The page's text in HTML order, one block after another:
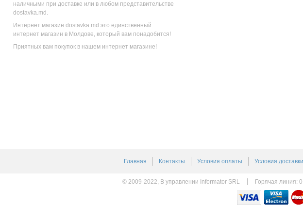
наличными при доставке или в любом представительстве
dostavka.md.
Интернет магазин dostavka.md это единственный
интернет магазин в Молдове, который вам понадобится!
Приятных вам покупок в нашем интернет магазине!
Главная Контакты Условия оплаты Условия доставки
© 2009-2022, В управлении Informator SRL Горячая линия: